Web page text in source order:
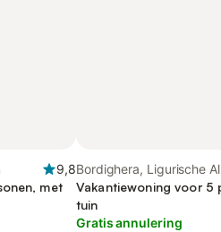
9,8
met
Bordighera, Ligurische
Vakantiewoning voor 5
tuin
Gratis annulering